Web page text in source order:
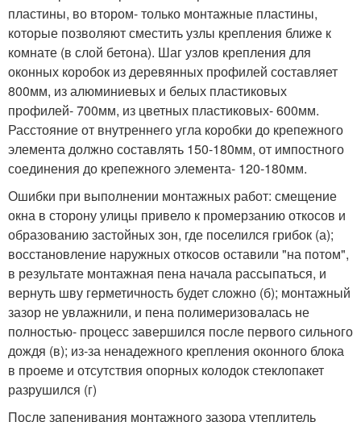
пластины, во втором- только монтажные пластины,
которые позволяют сместить узлы крепления ближе к
комнате (в слой бетона). Шаг узлов крепления для
оконных коробок из деревянных профилей составляет
800мм, из алюминиевых и белых пластиковых
профилей- 700мм, из цветных пластиковых- 600мм.
Расстояние от внутреннего угла коробки до крепежного
элемента должно составлять 150-180мм, от импостного
соединения до крепежного элемента- 120-180мм.
Ошибки при выполнении монтажных работ: смещение
окна в сторону улицы привело к промерзанию откосов и
образованию застойных зон, где поселился грибок (а);
восстановление наружных откосов оставили "на потом",
в результате монтажная пена начала рассыпаться, и
вернуть шву герметичность будет сложно (б); монтажный
зазор не увлажнили, и пена полимеризовалась не
полностью- процесс завершился после первого сильного
дождя (в); из-за ненадежного крепления оконного блока
в проеме и отсутствия опорных колодок стеклопакет
разрушился (г)
После запенивания монтажного зазора утеплитель